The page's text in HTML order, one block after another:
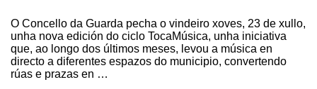
O Concello da Guarda pecha o vindeiro xoves, 23 de xullo,
unha nova edición do ciclo TocaMúsica, unha iniciativa
que, ao longo dos últimos meses, levou a música en
directo a diferentes espazos do municipio, convertendo
rúas e prazas en …